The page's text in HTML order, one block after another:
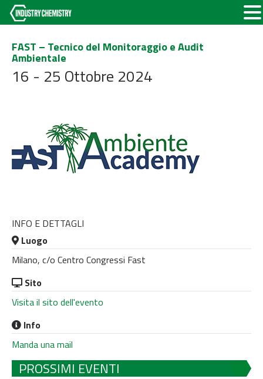
FAST – Tecnico del Monitoraggio e Audit
Ambientale
16 - 25 Ottobre 2024
INFO E DETTAGLI
Luogo
Milano, c/o Centro Congressi Fast
Sito
Visita il sito dell'evento
Info
Manda una mail
PROSSIMI EVENTI